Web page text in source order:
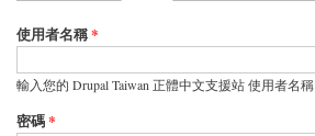
主要索引標籤
使用者名稱*
輸入您的 Drupal Taiwan 正體中文支援站 使用者名稱
密碼*